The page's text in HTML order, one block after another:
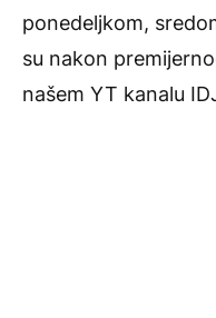
ponedeljkom,
su nakon
našem YT kanalu